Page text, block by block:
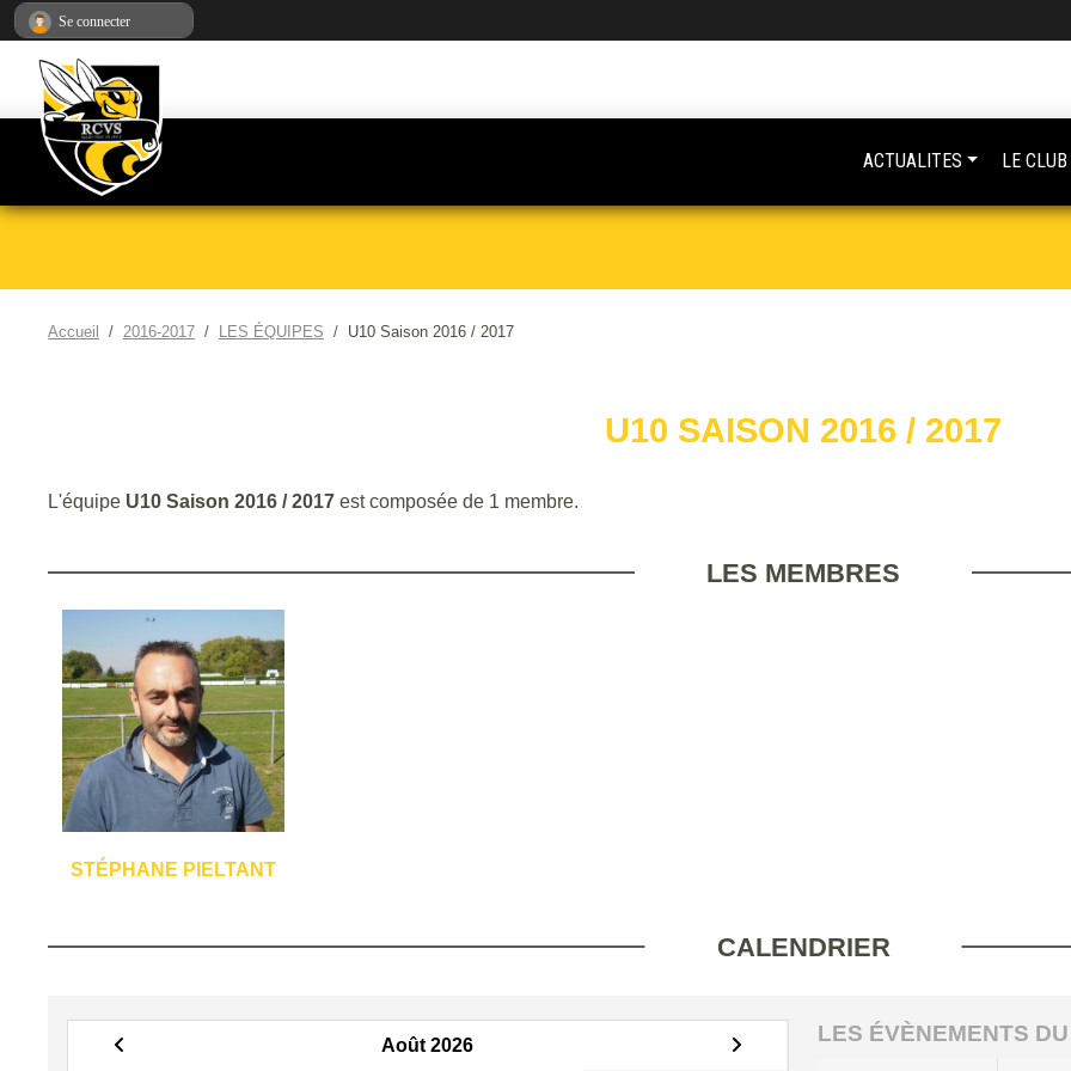
Accueil 2016-2017 LES ÉQUIPES U10 Saison 2016 / 2017
U10 SAISON 2016 / 2017
L'équipe U10 Saison 2016 / 2017 est composée de 1 membre.
LES MEMBRES
STÉPHANE PIELTANT
CALENDRIER
Août 2026 LES ÉVÈNEMENTS
ACTUALITES LE CLUB
Se connecter
Panneau de gestion des cookies